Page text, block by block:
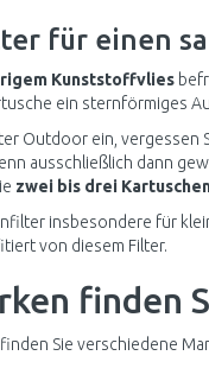
für einen
Kunststoffvlies
ein sternförmiges
Outdoor ein, vergessen
ausschließlich dann
zwei bis drei
insbesondere für
von diesem Filter.
finden
Sie verschiedene